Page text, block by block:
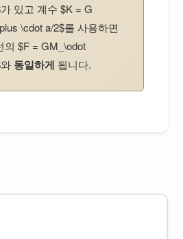
있고 계수 $K = G
\cdot a/2$를 사용하면
의 $F = GM_\odot
동일하게 됩니다.